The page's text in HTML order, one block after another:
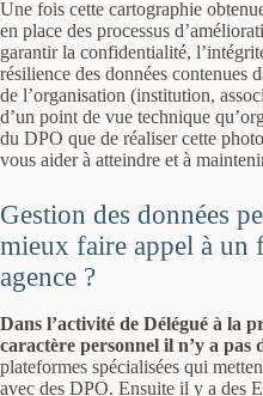
Une fois cette cartographie
en place des processus
garantir la confidentialité,
résilience des données contenues
de l’organisation (institution,
d’un point de vue technique
du DPO que de réaliser cette
vous aider à atteindre et à
Gestion des données
mieux faire appel à un
agence ?
Dans l’activité de Délégué à la
caractère personnel il n’y a pas
plateformes spécialisées qui
avec des DPO. Ensuite il y a des